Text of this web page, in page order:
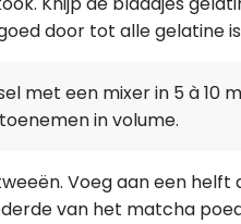
door tot alle gelatine
met een mixer in 5 à 10
in volume.
Voeg aan een
van het matcha